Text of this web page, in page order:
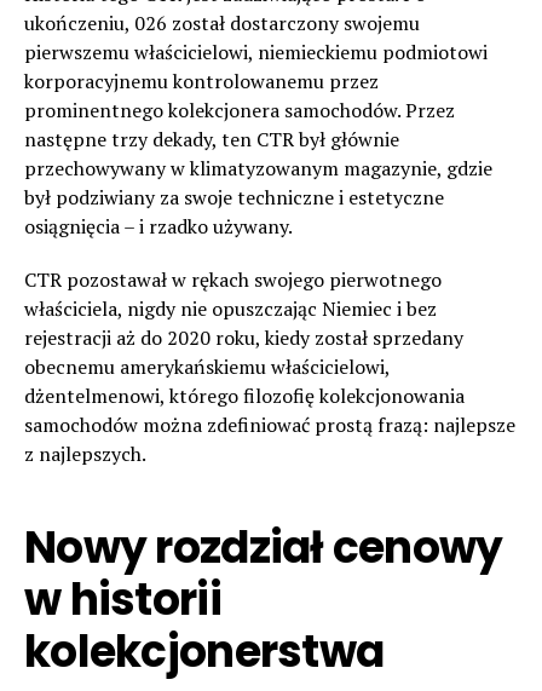
ukończeniu, 026 został dostarczony swojemu
pierwszemu właścicielowi, niemieckiemu podmiotowi
korporacyjnemu kontrolowanemu przez
prominentnego kolekcjonera samochodów. Przez
następne trzy dekady, ten CTR był głównie
przechowywany w klimatyzowanym magazynie, gdzie
był podziwiany za swoje techniczne i estetyczne
osiągnięcia – i rzadko używany.
CTR pozostawał w rękach swojego pierwotnego
właściciela, nigdy nie opuszczając Niemiec i bez
rejestracji aż do 2020 roku, kiedy został sprzedany
obecnemu amerykańskiemu właścicielowi,
dżentelmenowi, którego filozofię kolekcjonowania
samochodów można zdefiniować prostą frazą: najlepsze
z najlepszych.
Nowy rozdział cenowy
w historii
kolekcjonerstwa